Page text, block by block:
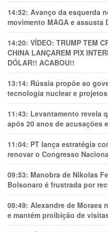
14:52: Avanço da esquerda
movimento MAGA e assusta
14:20: VÍDEO: TRUMP TEM
CHINA LANÇAREM PIX
DÓLAR!! ACABOU!!
13:14: Rússia propõe ao
tecnologia nuclear e
11:43: Levantamento revela
após 20 anos de acusações
11:04: PT lança estratégia
renovar o Congresso
09:53: Manobra de Nikolas
Bolsonaro é frustrada por
08:49: Alexandre de Moraes
e mantém proibição de